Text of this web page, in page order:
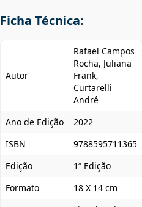
Ficha Técnica:
Autor
Rafael Campos
Rocha, Juliana
Frank,
Curtarelli
André
Ano de Edição
2022
ISBN
9788595711365
Edição
1ª Edição
Formato
18 X 14 cm